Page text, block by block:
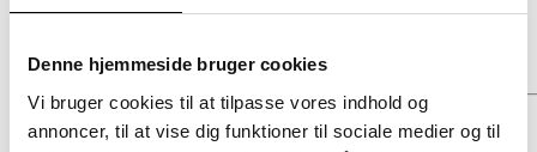
Denne hjemmeside bruger cookies
Vi bruger cookies til at tilpasse vores indhold og
annoncer, til at vise dig funktioner til sociale medier og til